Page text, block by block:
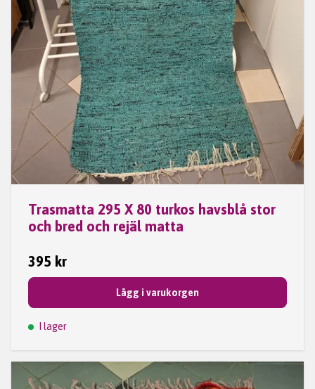
Trasmatta 295 X 80 turkos havsblå stor
och bred och rejäl matta
395 kr
Lägg i varukorgen
I lager